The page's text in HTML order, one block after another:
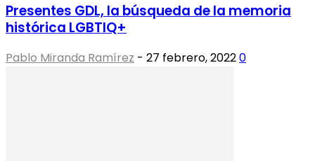
Presentes GDL, la búsqueda de la memoria
histórica LGBTIQ+
Pablo Miranda Ramírez - 27 febrero, 20220